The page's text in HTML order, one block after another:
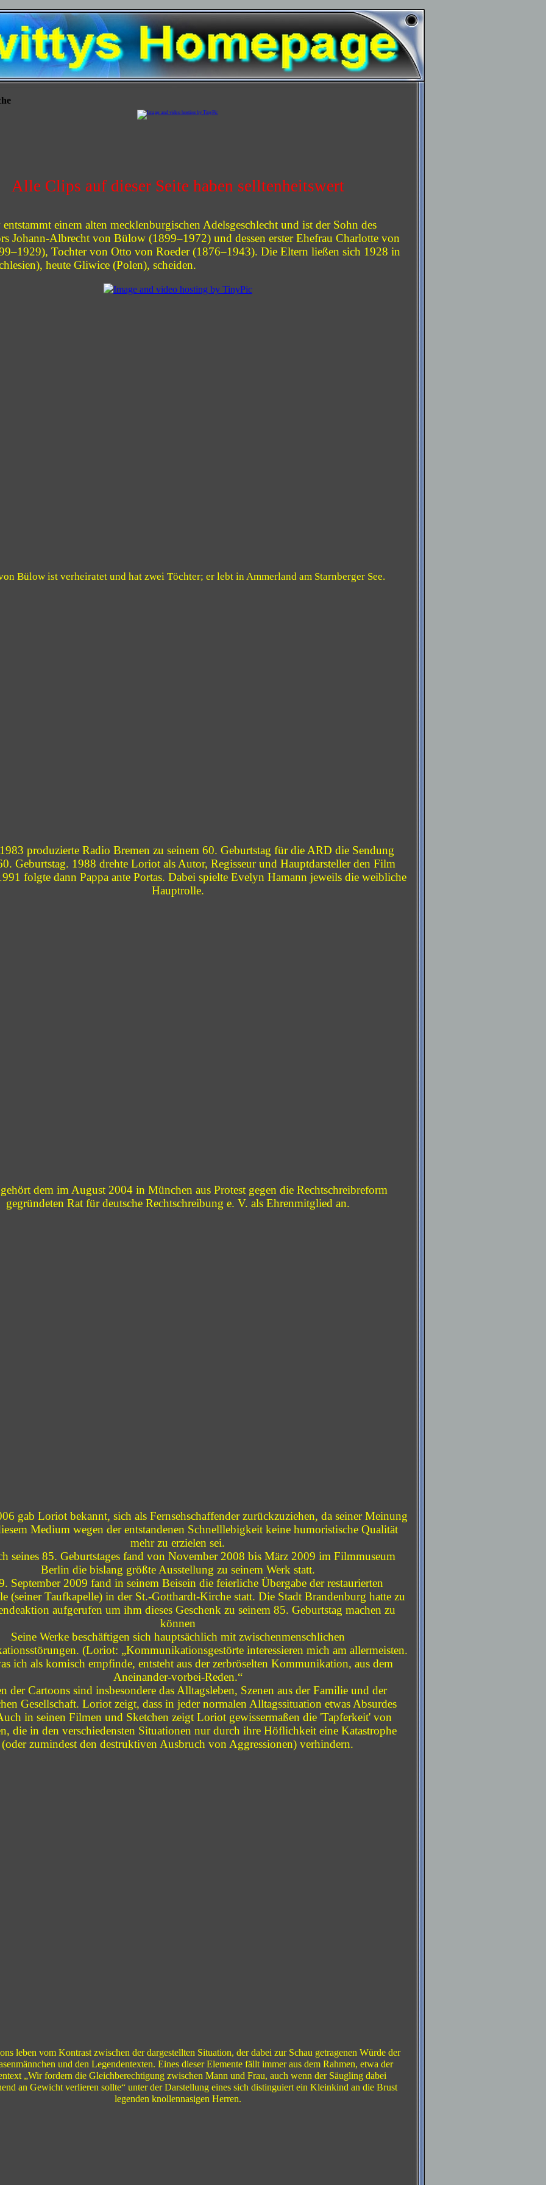
Alle Clips auf dieser Seite haben selltenheitswert
einem alten mecklenburgischen Adelsgeschlecht und ist der Sohn des
Johann-Albrecht von Bülow (1899–1972) und dessen erster Ehefrau Charlotte von
Tochter von Otto von Roeder (1876–1943). Die Eltern ließen sich 1928 in
heute Gliwice (Polen), scheiden.
Bülow ist verheiratet und hat zwei Töchter; er lebt in Ammerland am Starnberger See.
produzierte Radio Bremen zu seinem 60. Geburtstag für die ARD die Sendung
Geburtstag. 1988 drehte Loriot als Autor, Regisseur und Hauptdarsteller den Film
folgte dann Pappa ante Portas. Dabei spielte Evelyn Hamann jeweils die weibliche
Hauptrolle.
dem im August 2004 in München aus Protest gegen die Rechtschreibreform
gegründeten Rat für deutsche Rechtschreibung e. V. als Ehrenmitglied an.
gab Loriot bekannt, sich als Fernsehschaffender zurückzuziehen, da seiner Meinung
Medium wegen der entstandenen Schnelllebigkeit keine humoristische Qualität
mehr zu erzielen sei.
seines 85. Geburtstages fand von November 2008 bis März 2009 im Filmmuseum
Berlin die bislang größte Ausstellung zu seinem Werk statt.
September 2009 fand in seinem Beisein die feierliche Übergabe der restaurierten
(seiner Taufkapelle) in der St.-Gotthardt-Kirche statt. Die Stadt Brandenburg hatte zu
aufgerufen um ihm dieses Geschenk zu seinem 85. Geburtstag machen zu
können
Seine Werke beschäftigen sich hauptsächlich mit zwischenmenschlichen
(Loriot: „Kommunikationsgestörte interessieren mich am allermeisten.
ich als komisch empfinde, entsteht aus der zerbröselten Kommunikation, aus dem
Aneinander-vorbei-Reden.“
der Cartoons sind insbesondere das Alltagsleben, Szenen aus der Familie und der
Gesellschaft. Loriot zeigt, dass in jeder normalen Alltagssituation etwas Absurdes
in seinen Filmen und Sketchen zeigt Loriot gewissermaßen die 'Tapferkeit' von
die in den verschiedensten Situationen nur durch ihre Höflichkeit eine Katastrophe
(oder zumindest den destruktiven Ausbruch von Aggressionen) verhindern.
leben vom Kontrast zwischen der dargestellten Situation, der dabei zur Schau getragenen Würde der
und den Legendentexten. Eines dieser Elemente fällt immer aus dem Rahmen, etwa der
„Wir fordern die Gleichberechtigung zwischen Mann und Frau, auch wenn der Säugling dabei
an Gewicht verlieren sollte“ unter der Darstellung eines sich distinguiert ein Kleinkind an die Brust
legenden knollennasigen Herren.